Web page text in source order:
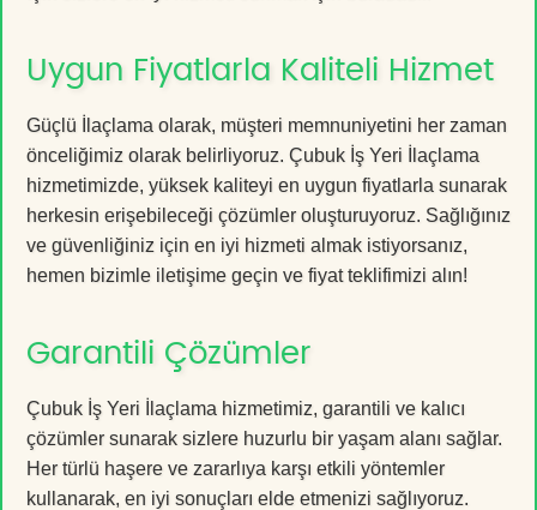
Uygun Fiyatlarla Kaliteli Hizmet
Güçlü İlaçlama olarak, müşteri memnuniyetini her zaman
önceliğimiz olarak belirliyoruz. Çubuk İş Yeri İlaçlama
hizmetimizde, yüksek kaliteyi en uygun fiyatlarla sunarak
herkesin erişebileceği çözümler oluşturuyoruz. Sağlığınız
ve güvenliğiniz için en iyi hizmeti almak istiyorsanız,
hemen bizimle iletişime geçin ve fiyat teklifimizi alın!
Garantili Çözümler
Çubuk İş Yeri İlaçlama hizmetimiz, garantili ve kalıcı
çözümler sunarak sizlere huzurlu bir yaşam alanı sağlar.
Her türlü haşere ve zararlıya karşı etkili yöntemler
kullanarak, en iyi sonuçları elde etmenizi sağlıyoruz.